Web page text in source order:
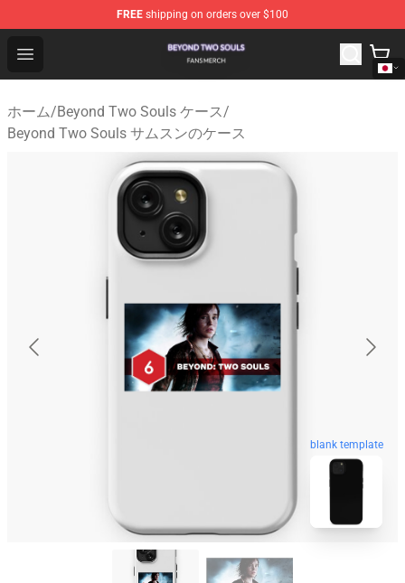
FREE shipping on orders over $100
Open menu
Beyond Two Souls Shop - Official Beyond Two Souls
ホーム/Beyond Two Souls ケース/
Beyond Two Souls サムスンのケース
blank template